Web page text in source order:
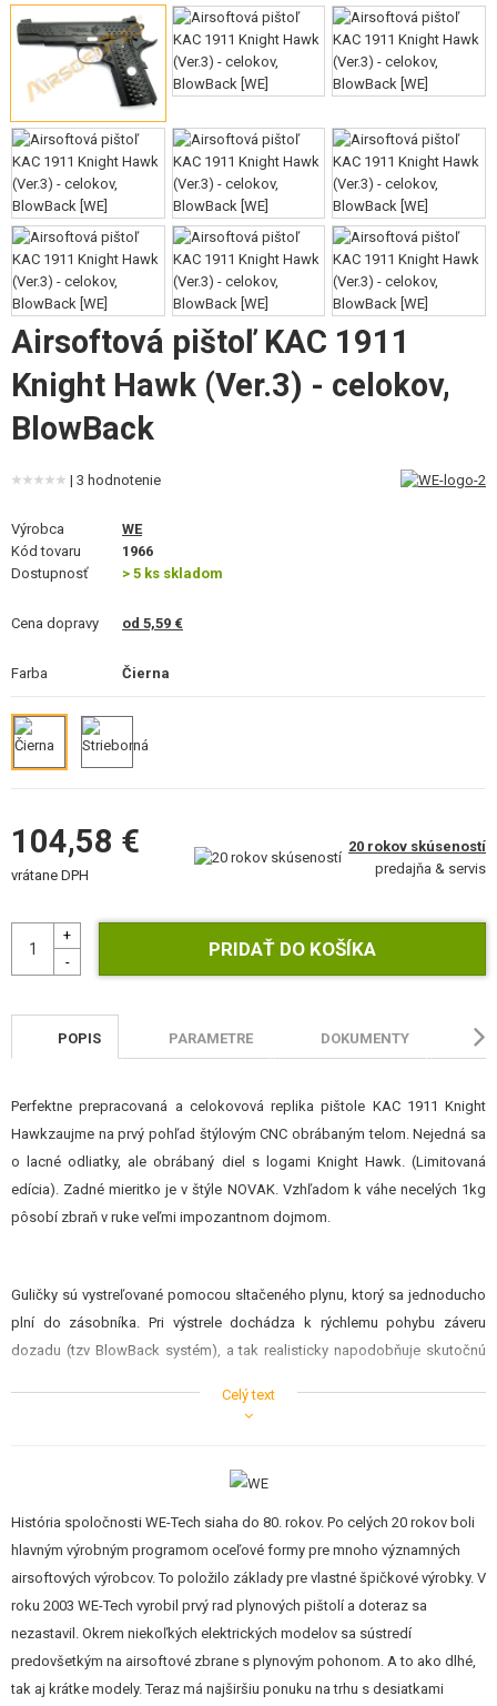
VÝSTROJ, UNIFORMY, PÚZDRA
MASKOVANIE, FARBY, PÁSKY
VYSIELAČKY, HEADSETY, KAMERY
DOPLNKY K ZBRANIAM, POPRUHY
NÁHRADNÉ DIELY ZBRANÍ, UPGRADE
SERVIS A ÚDRŽBA ZBRANÍ
SEBAOBRANA, VÝCVIK, NOŽE
OUTDOOR A BUSHCRAFT
REKLAMNÉ PREDMETY
NOVÝ TOVAR
ZĽAVY, AKCIE
Airsoftová pištoľ KAC 1911
Knight Hawk (Ver.3) - celokov,
BlowBack
| 3 hodnotenie
Výrobca
WE
Kód tovaru
1966
Dostupnosť
> 5 ks skladom
Cena dopravy od 5,59 €
Farba Čierna
104,58 €
vrátane DPH
20 rokov skúseností
predajňa & servis
POPIS PARAMETRE DOKUMENTY
Perfektne prepracovaná a celokovová replika pištole KAC 1911 Knight
Hawkzaujme na prvý pohľad štýlovým CNC obrábaným telom. Nejedná sa
o lacné odliatky, ale obrábaný diel s logami Knight Hawk. (Limitovaná
edícia). Zadné mieritko je v štýle NOVAK. Vzhľadom k váhe necelých 1kg
pôsobí zbraň v ruke veľmi impozantnom dojmom.
Guličky sú vystreľované pomocou sltačeného plynu, ktorý sa jednoducho
plní do zásobníka. Pri výstrele dochádza k rýchlemu pohybu záveru
dozadu (tzv BlowBack systém), a tak realisticky napodobňuje skutočnú
Celý text
História spoločnosti WE-Tech siaha do 80. rokov. Po celých 20 rokov boli
hlavným výrobným programom oceľové formy pre mnoho významných
airsoftových výrobcov. To položilo základy pre vlastné špičkové výrobky. V
roku 2003 WE-Tech vyrobil prvý rad plynových pištolí a doteraz sa
nezastavil. Okrem niekoľkých elektrických modelov sa sústredí
predovšetkým na airsoftové zbrane s plynovým pohonom. A to ako dlhé,
tak aj krátke modely. Teraz má najširšiu ponuku na trhu s desiatkami